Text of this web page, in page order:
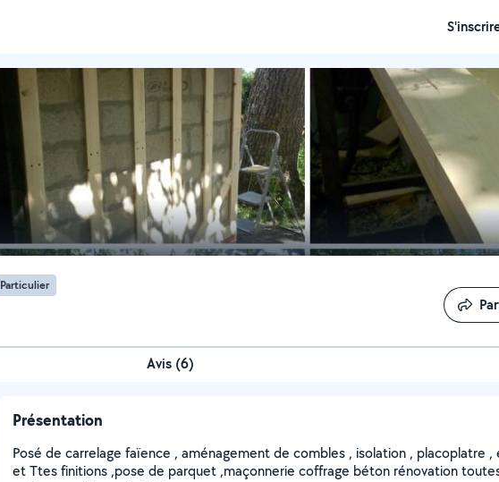
Particulier
Avis (6)
Présentation
Posé de carrelage faïence , aménagement de combles , isolation , placoplatre ,
et Ttes finitions ,pose de parquet ,maçonnerie coffrage béton rénovation